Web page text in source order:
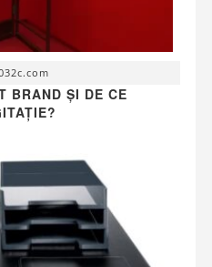
BRAND ȘI DE CE